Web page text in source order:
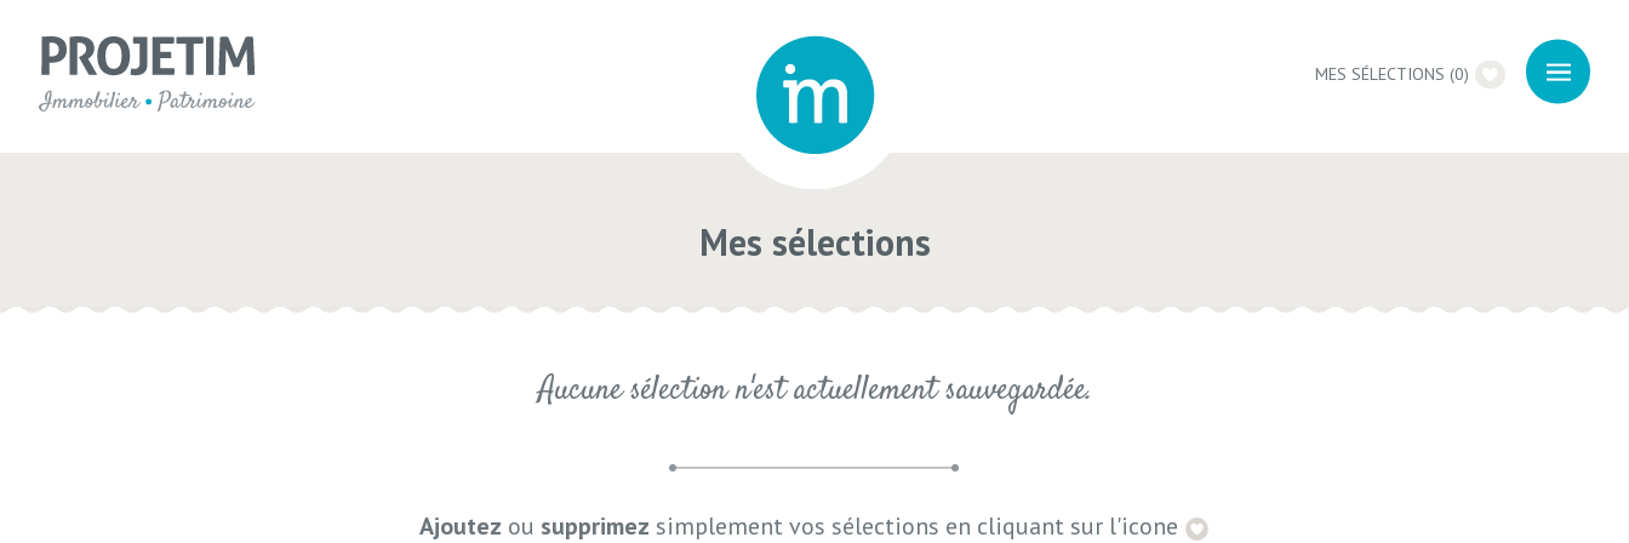
MES SÉLECTIONS (0)
Mes sélections
Aucune sélection n'est actuellement sauvegardée.
Ajoutez ou supprimez simplement vos sélections en cliquant sur l'icone